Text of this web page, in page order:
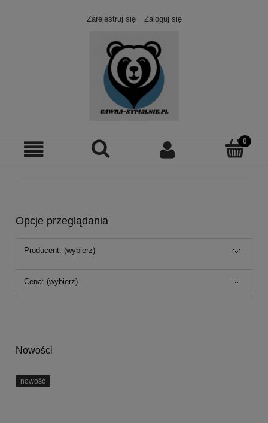
Zarejestruj się Zaloguj się
Opcje przeglądania
Producent: (wybierz)
Cena: (wybierz)
Nowości
nowość